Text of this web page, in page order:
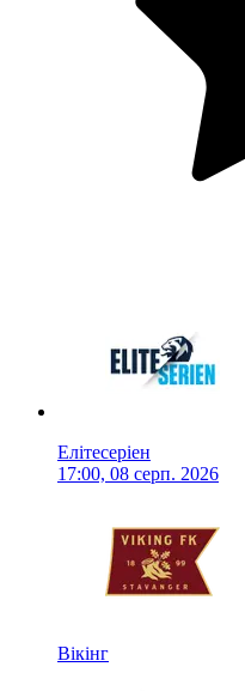
Елітесеріен
17:00, 08 серп. 2026
Вікінг